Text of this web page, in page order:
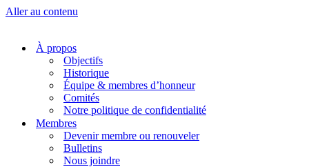
Aller au contenu
À propos
Objectifs
Historique
Équipe & membres d’honneur
Comités
Notre politique de confidentialité
Membres
Devenir membre ou renouveler
Bulletins
Nous joindre